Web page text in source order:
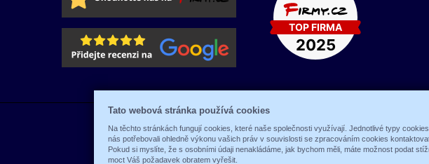
© 1989 -
Tato webová stránka používá cookies
Na těchto stránkách fungují cookies, které naše společnosti využívají. Jednotlivé typy
nás potřebovali ohledně výkonu vašich práv v souvislosti se zpracováním cookies
Pokud si myslíte, že s osobními údaji nenakládáme, jak bychom měli, máte možnost podat
moct Váš požadavek obratem vyřešit.